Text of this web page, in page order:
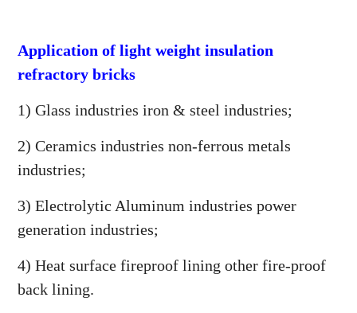
Application of light weight insulation
refractory bricks
1) Glass industries iron & steel industries;
2) Ceramics industries non-ferrous metals
industries;
3) Electrolytic Aluminum industries power
generation industries;
4) Heat surface fireproof lining other fire-proof
back lining.